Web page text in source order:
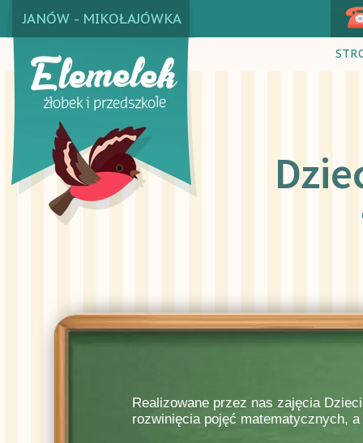
JANÓW - MIKOŁAJÓWKA
Realizowane przez nas zajęcia
rozwinięcia pojęć matematycznych,